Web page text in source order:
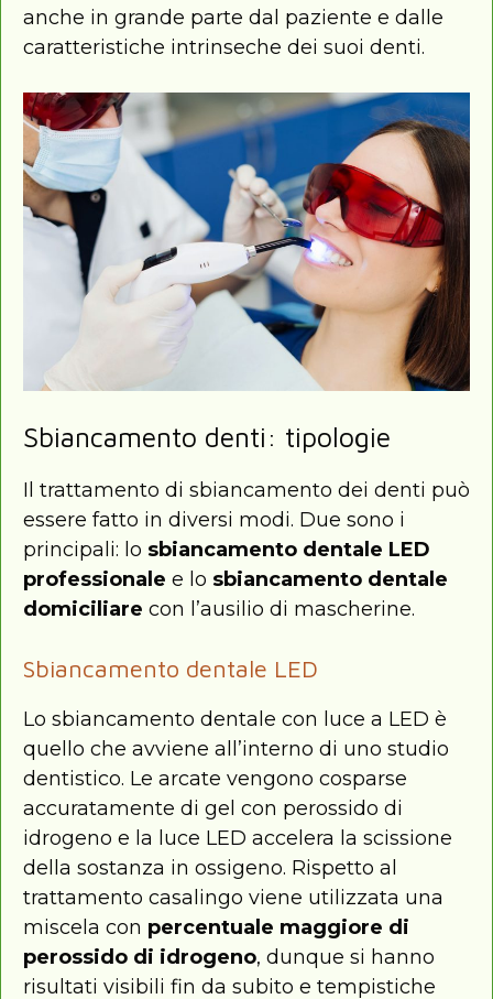
anche in grande parte dal paziente e dalle
caratteristiche intrinseche dei suoi denti.
Sbiancamento denti: tipologie
Il trattamento di sbiancamento dei denti può
essere fatto in diversi modi. Due sono i
principali: lo sbiancamento dentale LED
professionale e lo sbiancamento dentale
domiciliare con l’ausilio di mascherine.
Sbiancamento dentale LED
Lo sbiancamento dentale con luce a LED è
quello che avviene all’interno di uno studio
dentistico. Le arcate vengono cosparse
accuratamente di gel con perossido di
idrogeno e la luce LED accelera la scissione
della sostanza in ossigeno. Rispetto al
trattamento casalingo viene utilizzata una
miscela con percentuale maggiore di
perossido di idrogeno, dunque si hanno
risultati visibili fin da subito e tempistiche